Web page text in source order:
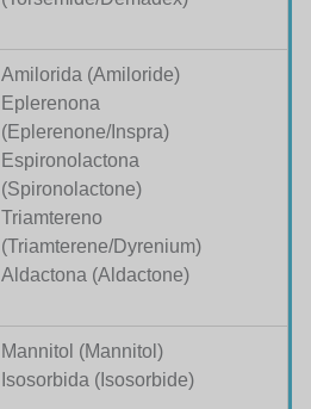
Amilorida (Amiloride)
Eplerenona
(Eplerenone/Inspra)
Espironolactona
(Spironolactone)
Triamtereno
(Triamterene/Dyrenium)
Aldactona (Aldactone)
Mannitol (Mannitol)
Isosorbida (Isosorbide)